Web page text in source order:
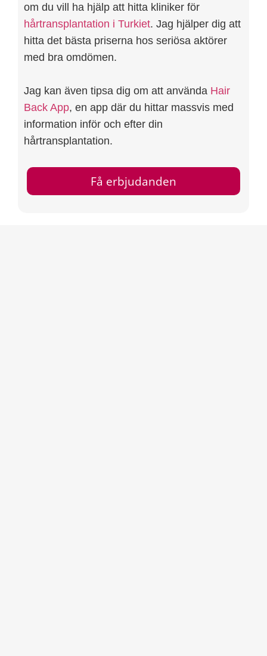
om du vill ha hjälp att hitta kliniker för
hårtransplantation i Turkiet. Jag hjälper dig att
hitta det bästa priserna hos seriösa aktörer
med bra omdömen.
Jag kan även tipsa dig om att använda Hair
Back App, en app där du hittar massvis med
information inför och efter din
hårtransplantation.
Få erbjudanden